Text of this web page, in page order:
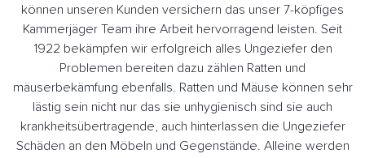
können unseren Kunden versichern das unser 7-köpfiges
Kammerjäger Team ihre Arbeit hervorragend leisten. Seit
1922 bekämpfen wir erfolgreich alles Ungeziefer den
Problemen bereiten dazu zählen Ratten und
mäuserbekämfung ebenfalls. Ratten und Mäuse können sehr
lästig sein nicht nur das sie unhygienisch sind sie auch
krankheitsübertragende, auch hinterlassen die Ungeziefer
Schäden an den Möbeln und Gegenstände. Alleine werden